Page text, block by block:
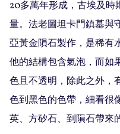
20多萬年形成，古埃及
量。法老圖坦卡門鎮墓
亞黃金隕石製作，是稀有
他的結構包含氣泡，而如
色且不透明，除此之外，
色到黑色的色帶，細看很
英、方矽石、到隕石帶來